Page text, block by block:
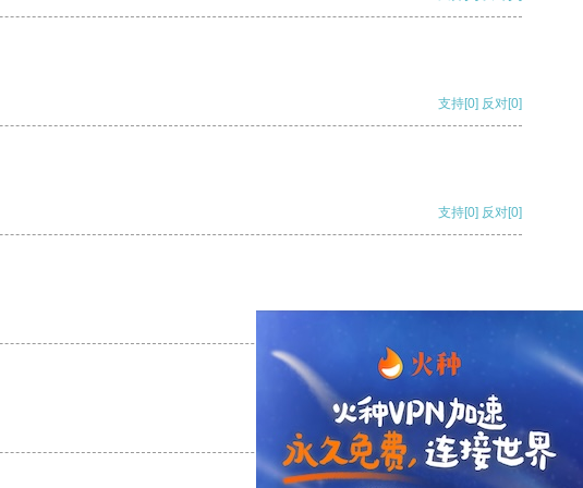
支持[0] 反对[0]
支持[0] 反对[0]
支持 [0] 反对 [0]